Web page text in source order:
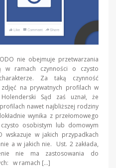
nie obejmuje przetwarzania
w ramach czynności o czysto
Za taką czynność
na prywatnych profilach w
Sąd zaś uznał, że
nawet najbliższej rodziny
wynika z przełomowego
osobistym lub domowym
w jakich przypadkach
a w jakich nie. Ust. 2 zakłada,
nie ma zastosowania do
w ramach […]